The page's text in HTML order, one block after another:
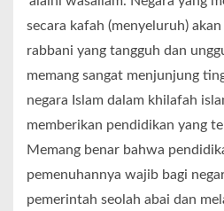
secara kafah (menyeluruh)
rabbani yang tangguh dan
memang sangat menjunjung
negara Islam dalam khilafah
memberikan pendidikan yang
Memang benar bahwa
pemenuhannya wajib bagi
pemerintah seolah abai dan